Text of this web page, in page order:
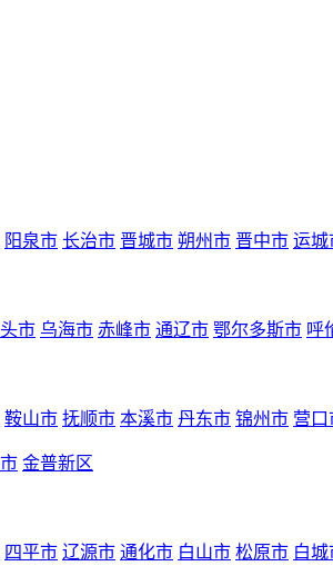
阳泉市 长治市 晋城市 朔州市 晋中市 运城
市 乌海市 赤峰市 通辽市 鄂尔多斯市 呼
鞍山市 抚顺市 本溪市 丹东市 锦州市 营口
金普新区
四平市 辽源市 通化市 白山市 松原市 白城